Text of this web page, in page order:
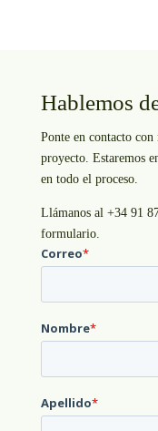
Hablemos
Ponte en contacto con
proyecto. Estaremos
en todo el proceso.
Llámanos al +34 91
formulario.